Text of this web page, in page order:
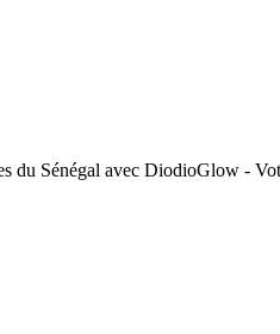
du Sénégal avec DiodioGlow -